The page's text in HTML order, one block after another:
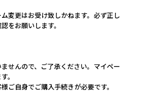
変更はお受け致しかねます。必ず正し
をお願いします。
せんので、ご了承ください。マイペー
。
ご自身でご購入手続きが必要です。